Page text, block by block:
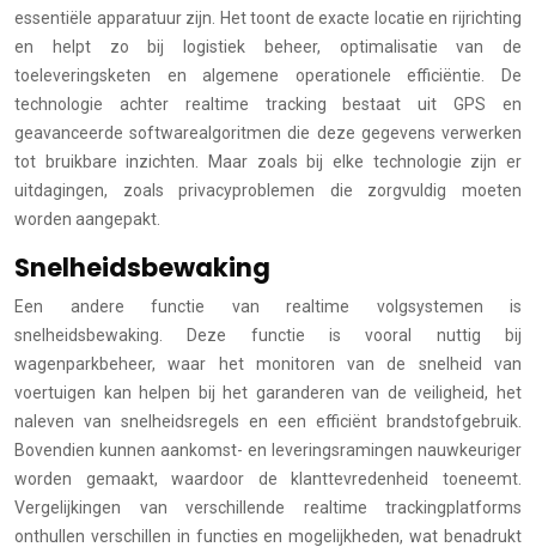
essentiële apparatuur zijn. Het toont de exacte locatie en rijrichting
en helpt zo bij logistiek beheer, optimalisatie van de
toeleveringsketen en algemene operationele efficiëntie. De
technologie achter realtime tracking bestaat uit GPS en
geavanceerde softwarealgoritmen die deze gegevens verwerken
tot bruikbare inzichten. Maar zoals bij elke technologie zijn er
uitdagingen, zoals privacyproblemen die zorgvuldig moeten
worden aangepakt.
Snelheidsbewaking
Een andere functie van realtime volgsystemen is
snelheidsbewaking. Deze functie is vooral nuttig bij
wagenparkbeheer, waar het monitoren van de snelheid van
voertuigen kan helpen bij het garanderen van de veiligheid, het
naleven van snelheidsregels en een efficiënt brandstofgebruik.
Bovendien kunnen aankomst- en leveringsramingen nauwkeuriger
worden gemaakt, waardoor de klanttevredenheid toeneemt.
Vergelijkingen van verschillende realtime trackingplatforms
onthullen verschillen in functies en mogelijkheden, wat benadrukt